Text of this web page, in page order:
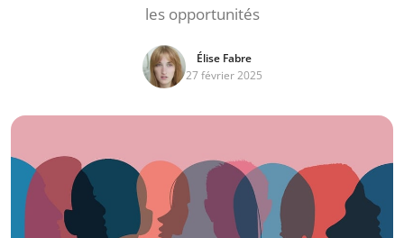
les opportunités
Élise Fabre
27 février 2025